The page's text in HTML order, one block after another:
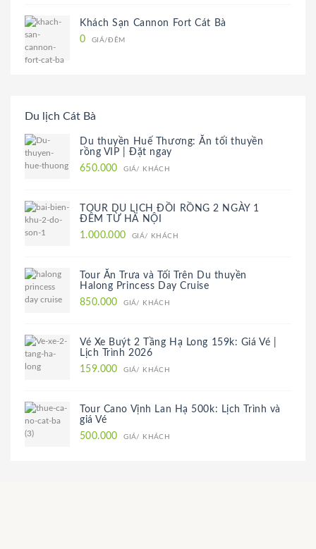
Khách Sạn Cannon Fort Cát Bà
0
GIÁ/ĐÊM
Du lịch Cát Bà
Du thuyền Huế Thương: Ăn tối thuyền
rồng VIP | Đặt ngay
650.000
GIÁ/ KHÁCH
TOUR DU LỊCH ĐỒI RỒNG 2 NGÀY 1
ĐÊM TỪ HÀ NỘI
1.000.000
GIÁ/ KHÁCH
Tour Ăn Trưa và Tối Trên Du thuyền
Halong Princess Day Cruise
850.000
GIÁ/ KHÁCH
Vé Xe Buýt 2 Tầng Hạ Long 159k: Giá Vé |
Lịch Trình 2026
159.000
GIÁ/ KHÁCH
Tour Cano Vịnh Lan Hạ 500k: Lịch Trình và
giá Vé
500.000
GIÁ/ KHÁCH